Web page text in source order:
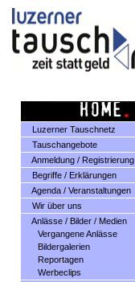
Luzerner Tauschnetz
Tauschangebote
Anmeldung / Registrierung
Begriffe / Erklärungen
Agenda / Veranstaltungen
Wir über uns
Anlässe / Bilder / Medien
Vergangene Anlässe
Bildergalerien
Reportagen
Werbeclips